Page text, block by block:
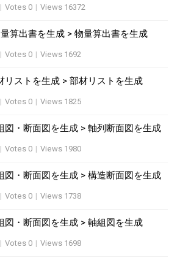
| Votes 0 | Views 16372
算出書を生成 > 物量算出書を生成
| Votes 0 | Views 1692
リストを生成 > 部材リストを生成
| Votes 0 | Views 1825
図・断面図を生成 > 軸列断面図を生成
| Votes 0 | Views 1980
図・断面図を生成 > 構造断面図を生成
| Votes 0 | Views 1738
図・断面図を生成 > 軸組図を生成
| Votes 0 | Views 1698